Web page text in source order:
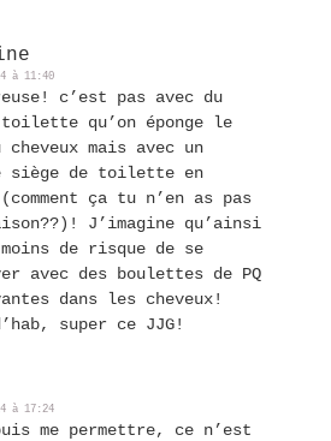
à 11:40
c’est pas avec du
qu’on éponge le
cheveux mais avec un
siège de toilette en
ça tu n’en as pas
J’imagine qu’ainsi
de risque de se
avec des boulettes de PQ
dans les cheveux!
super ce JJG!
à 17:24
me permettre, ce n’est